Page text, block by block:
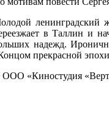
ленинградский
в Таллин и
надежд.
прекрасной
«Киностудия